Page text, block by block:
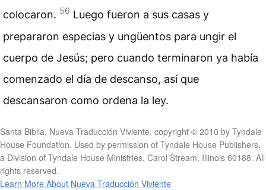
colocaron. 56 Luego fueron a sus casas y
prepararon especias y ungüentos para ungir el
cuerpo de Jesús; pero cuando terminaron ya había
comenzado el día de descanso, así que
descansaron como ordena la ley.
Santa Biblia, Nueva Traducción Viviente, copyright © 2010 by Tyndale
House Foundation. Used by permission of Tyndale House Publishers,
a Division of Tyndale House Ministries, Carol Stream, Illinois 60188. All
rights reserved.
Learn More About Nueva Traducción Viviente